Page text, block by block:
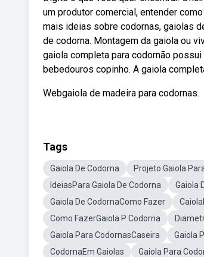
um produtor comercial, entender
mais ideias sobre codornas, gaiolas
de codorna. Montagem da gaiola ou
gaiola completa para codornão
bebedouros copinho. A gaiola
Webgaiola de madeira para codornas.
Tags
Gaiola De Codorna Projeto Gaiola
IdeiasPara Gaiola De Codorna
Gaiola
Gaiola De CodornaComo Fazer
Como FazerGaiola P Codorna
Gaiola Para CodornasCaseira
Gaiola
CodornaEm Gaiolas
Gaiola Para